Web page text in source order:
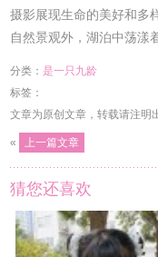
摄影展现生命的美好和多
自然景观外，湖泊中荡漾
分类： 是一只九龄
标签：
文章为原创文章，转载请注明
« 上一篇文章
猜您还喜欢